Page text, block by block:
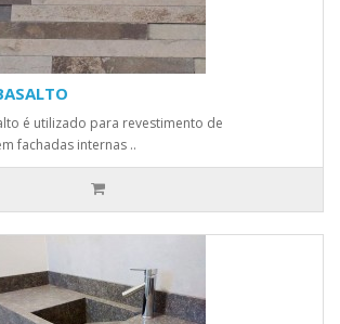
é utilizado para revestimento de
fachadas internas ..